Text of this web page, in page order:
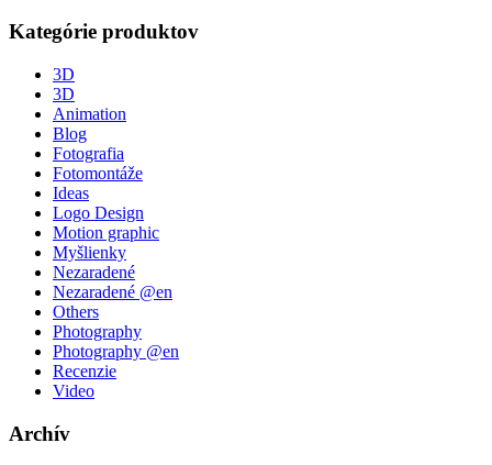
Kategórie produktov
3D
3D
Animation
Blog
Fotografia
Fotomontáže
Ideas
Logo Design
Motion graphic
Myšlienky
Nezaradené
Nezaradené @en
Others
Photography
Photography @en
Recenzie
Video
Archív